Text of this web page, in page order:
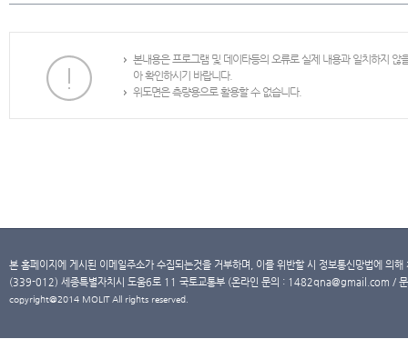
본내용은 프로그램 및 데이타등의 오류로 실제 내용과 일치하지
아 확인하시기 바랍니다.
위도면은 측량용으로 활용할 수 없습니다.
본 홈페이지에 게시된 이메일주소가 수집되는것을 거부하며, 이를 위반할 시 정보통신망법에 의
(339-012) 세종특별자치시 도움6로 11 국토교통부 (온라인 문의 : 1482qna@gmail.com /
copyright@2014 MOLIT All rights reserved.